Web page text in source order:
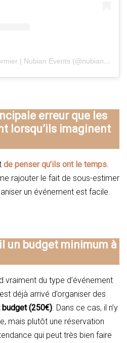
A post shared by Annie Dormier | Nubian Events (@nubian_events)
erreur que les
lorsqu’ils imaginent
de penser qu’ils ont le temps
rajouter le fait de sous-estimer
un événement est facile.
il un budget minimum à
vraiment du type d’événement
déjà arrivé d’organiser des
budget (250€) . Dans ce cas, il n’y
mais plutôt une réservation
qui peut très bien faire